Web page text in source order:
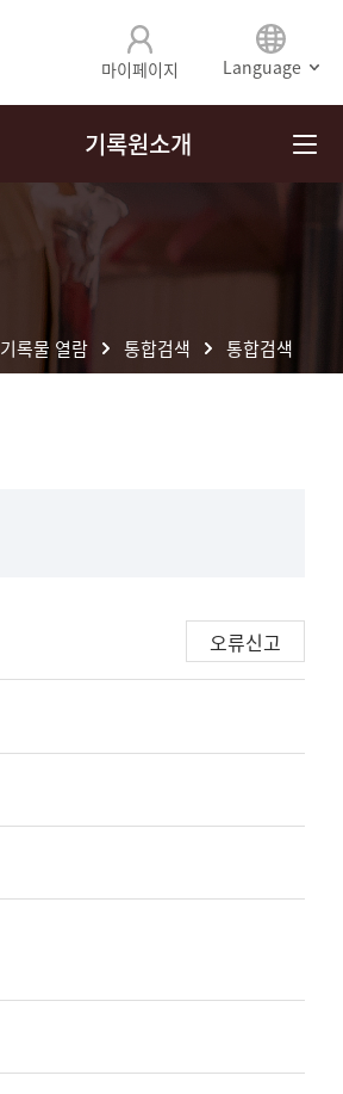
마이페이지 Language
기록원소개
기록물 열람 통합검색 통합검색
오류신고